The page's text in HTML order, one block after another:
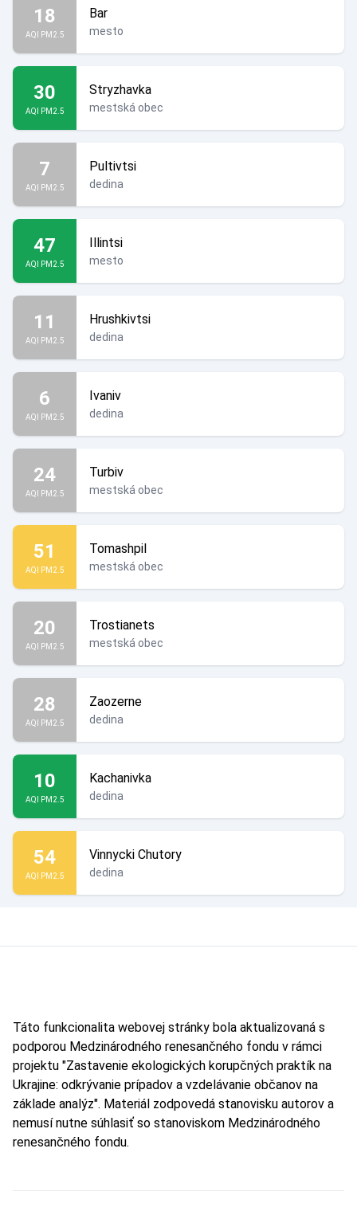
18
AQI PM2.5
Bar
mesto
30
AQI PM2.5
Stryzhavka
mestská obec
7
AQI PM2.5
Pultivtsi
dedina
47
AQI PM2.5
Illintsi
mesto
11
AQI PM2.5
Hrushkivtsi
dedina
6
AQI PM2.5
Ivaniv
dedina
24
AQI PM2.5
Turbiv
mestská obec
51
AQI PM2.5
Tomashpil
mestská obec
20
AQI PM2.5
Trostianets
mestská obec
28
AQI PM2.5
Zaozerne
dedina
10
AQI PM2.5
Kachanivka
dedina
54
AQI PM2.5
Vinnycki Chutory
dedina
Táto funkcionalita webovej stránky bola aktualizovaná s
podporou Medzinárodného renesančného fondu v rámci
projektu "Zastavenie ekologických korupčných praktík na
Ukrajine: odkrývanie prípadov a vzdelávanie občanov na
základe analýz". Materiál zodpovedá stanovisku autorov a
nemusí nutne súhlasiť so stanoviskom Medzinárodného
renesančného fondu.